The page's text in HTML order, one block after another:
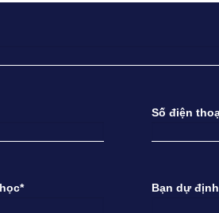
Số điện
Bạn dự